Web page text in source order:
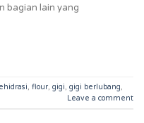
bagian lain yang
, flour, gigi, gigi berlubang,
Leave a comment